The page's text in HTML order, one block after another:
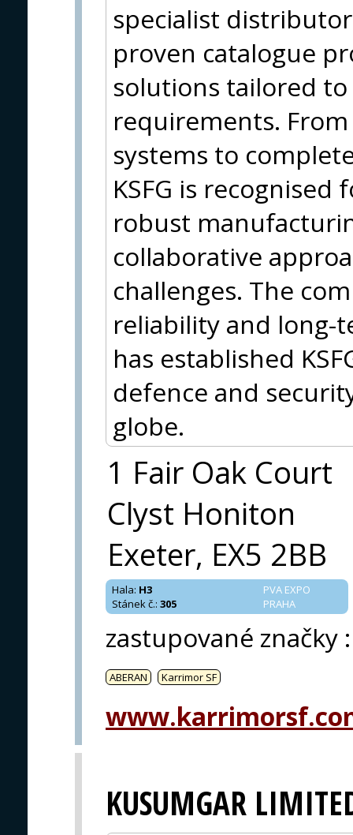
specialist
proven catalogue
solutions tailored
requirements.
systems to
KSFG is
robust
collaborative
challenges. The
reliability and long-
has established
defence and
globe.
1 Fair Oak Court
Clyst Honiton
Exeter, EX5 2BB
PVA EXPO
PRAHA
Hala: H3
Stánek č.: 305
zastupované značky :
ABERAN Karrimor SF
KUSUMGAR